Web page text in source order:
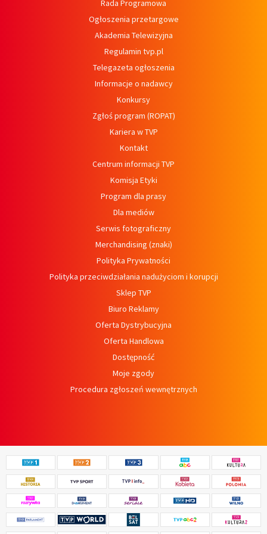
Rada Programowa
Ogłoszenia przetargowe
Akademia Telewizyjna
Regulamin tvp.pl
Telegazeta ogłoszenia
Informacje o nadawcy
Konkursy
Zgłoś program (ROPAT)
Kariera w TVP
Kontakt
Centrum informacji TVP
Komisja Etyki
Program dla prasy
Dla mediów
Serwis fotograficzny
Merchandising (znaki)
Polityka Prywatności
Polityka przeciwdziałania nadużyciom i korupcji
Sklep TVP
Biuro Reklamy
Oferta Dystrybucyjna
Oferta Handlowa
Dostępność
Moje zgody
Procedura zgłoszeń wewnętrznych